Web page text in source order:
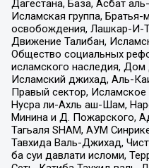
Дагестана, База, Асбат
Исламская группа,
освобождения, Лашкар-И-
Движение Талибан,
Общество социальных
исламского наследия,
Исламский джихад, Аль-
Правый сектор,
Нусра ли-Ахль аш-Шам,
Минина и Д. Пожарского,
Тагьаля SHAM, АУМ
Тавхида Валь-Джихад,
ба суи давлати исломи,